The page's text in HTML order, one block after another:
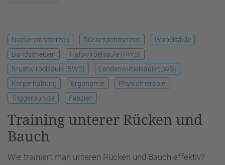
Nackenschmerzen Rückenschmerzen
Wirbelsäule
Bandscheiben
Halswirbelsäule (HWS)
Brustwirbelsäule (BWS)
Lendenwirbelsäule (LWS)
Körperhaltung
Ergonomie
Physiotherapie
Triggerpunkte
Faszien
Training unterer Rücken und
Bauch
Wie trainiert man unteren Rücken und Bauch effektiv?